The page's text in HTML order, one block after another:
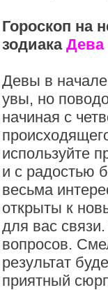
Гороскоп на
зодиака Дева
Девы в
увы, но
начиная с
используйте
и с радостью
весьма
открыты к
для вас
вопросов.
результат
приятный